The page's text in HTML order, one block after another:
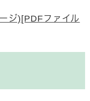
ジ)[PDFファイル